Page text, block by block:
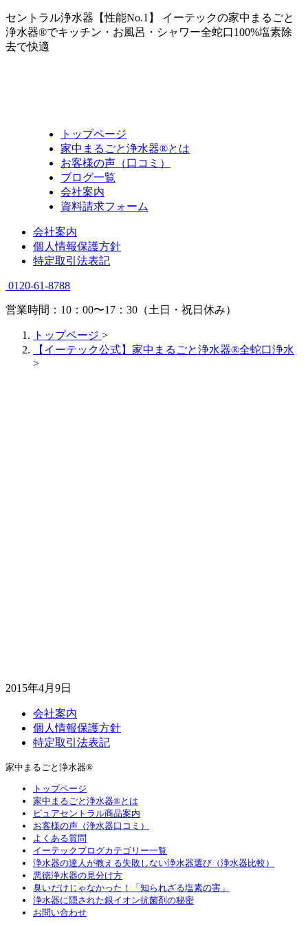
セントラル浄水器【性能No.1】 イーテックの家中まるごと
浄水器®でキッチン・お風呂・シャワー全蛇口100%塩素除
去で快適
トップページ
家中まるごと浄水器®とは
お客様の声（口コミ）
ブログ一覧
会社案内
資料請求フォーム
会社案内
個人情報保護方針
特定取引法表記
0120-61-8788
営業時間：10：00〜17：30（土日・祝日休み）
トップページ >
【イーテック公式】家中まるごと浄水器®全蛇口浄水
>
2015年4月9日
会社案内
個人情報保護方針
特定取引法表記
家中まるごと浄水器®
トップページ
家中まるごと浄水器®とは
ピュアセントラル商品案内
お客様の声（浄水器口コミ）
よくある質問
イーテックブログカテゴリー一覧
浄水器の達人が教える失敗しない浄水器選び（浄水器比較）
悪徳浄水器の見分け方
臭いだけじゃなかった！「知られざる塩素の害」
浄水器に隠された銀イオン抗菌剤の秘密
お問い合わせ